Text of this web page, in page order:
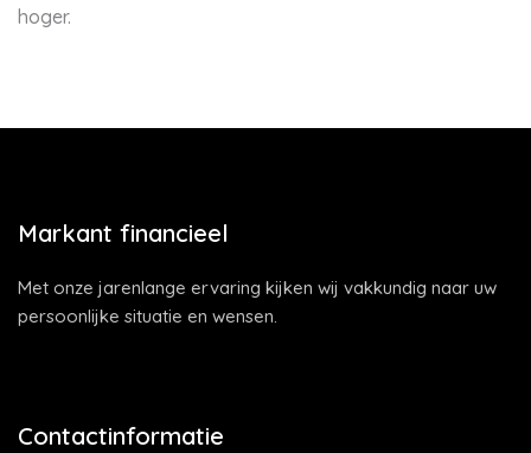
hoger.
Markant financieel
Met onze jarenlange ervaring kijken wij vakkundig naar uw
persoonlijke situatie en wensen.
Contactinformatie